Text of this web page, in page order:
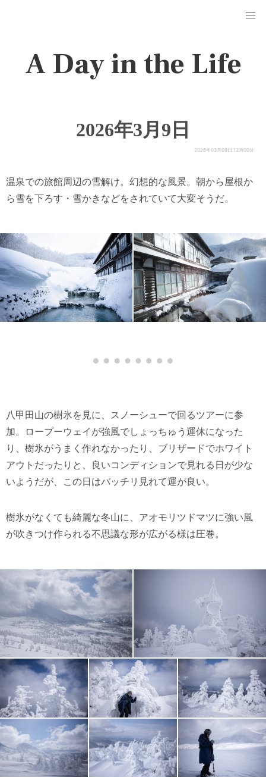
A Day in the Life
2026年3月9日
2026年03月09日 12時00分
温泉での旅館周辺の雪解け。幻想的な風景。朝から屋根か
ら雪を下ろす・雪かきなどをされていて大変そうだ。
八甲田山の樹氷を見に、スノーシューで回るツアーに参
加。ロープーウェイが強風でしょっちゅう運休になった
り、樹氷がうまく作れなかったり、ブリザードでホワイト
アウトだったりと、良いコンディションで見れる日が少な
いようだが、この日はバッチリ見れて運が良い。
樹氷がなくても綺麗な冬山に、アオモリツドマツに強い風
が吹きつけ作られる不思議な形が広がる様は圧巻。